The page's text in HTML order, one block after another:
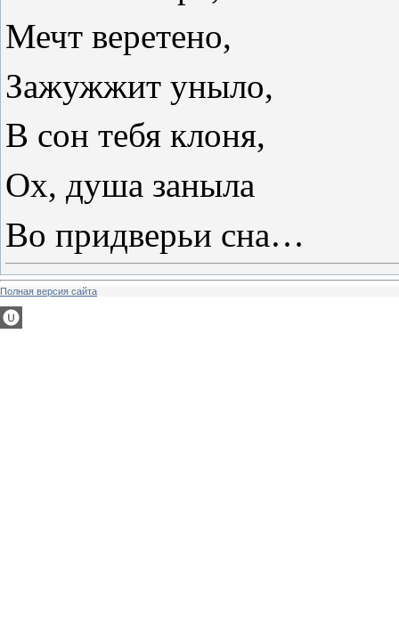
Мечт веретено,
Зажужжит уныло,
В сон тебя клоня,
Ох, душа заныла
Во придверьи сна…
Полная версия сайта